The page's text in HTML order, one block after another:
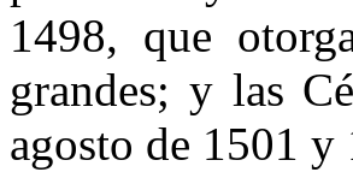
1498, que
grandes; y las
agosto de 1501